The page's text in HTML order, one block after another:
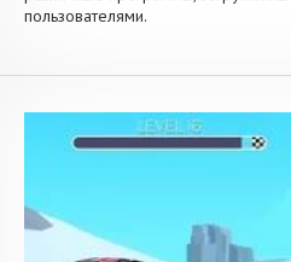
пользователями.